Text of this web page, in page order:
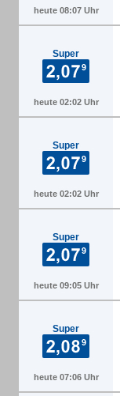
heute 08:07 Uhr
Super
heute 02:02 Uhr
Super
heute 02:02 Uhr
Super
heute 09:05 Uhr
Super
heute 07:06 Uhr